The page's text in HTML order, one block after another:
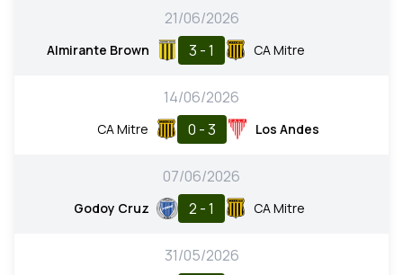
21/06/2026
Almirante Brown 3 - 1 CA Mitre
14/06/2026
CA Mitre 0 - 3 Los Andes
07/06/2026
Godoy Cruz 2 - 1 CA Mitre
31/05/2026